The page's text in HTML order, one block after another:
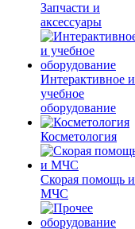
Запчасти и
аксессуары
Интерактивное и
учебное
оборудование
Косметология
Скорая помощь и
МЧС